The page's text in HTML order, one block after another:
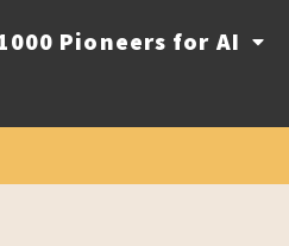
Pioneers for AI